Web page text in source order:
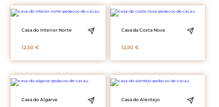
Casa do Interior Norte
12,50€
Casa da Costa Nova
12,50 €
Casa do Algarve Casa do Alentejo